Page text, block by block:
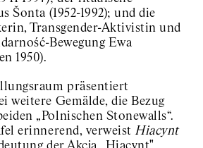
Šonta (1952-1992); und die
Transgender-Aktivistin und
Bewegung Ewa
1950).
präsentiert
weitere Gemälde, die Bezug
„Polnischen Stonewalls“.
erinnerend, verweistHiacynt